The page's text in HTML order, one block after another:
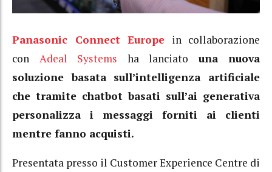
Panasonic Connect Europe in collaborazione
con Adeal Systems ha lanciato una nuova
soluzione basata sull’intelligenza artificiale
che tramite chatbot basati sull’ai generativa
personalizza i messaggi forniti ai clienti
mentre fanno acquisti.
Presentata presso il Customer Experience Centre di